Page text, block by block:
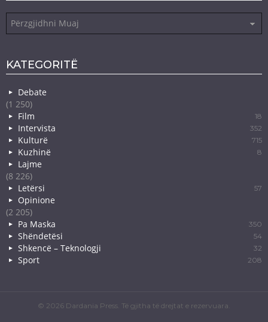
KATEGORITË
Debate
(1 250)
Film
18
Intervista 352
Kulturë 715
Kuzhinë 8
Lajme
(8 226)
Letërsi
57
Opinione
(2 205)
Pa Maska
350
Shëndetësi 54
Shkencë – Teknologji 32
Sport 208
© 2026 Dardania Press. Të gjitha të drejtat e rezervuara.